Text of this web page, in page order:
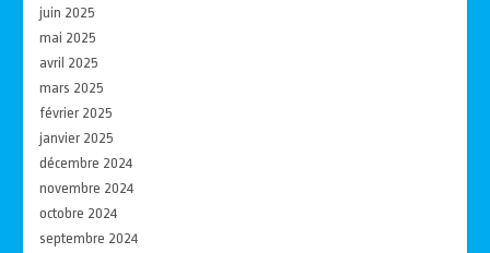
juin 2025
mai 2025
avril 2025
mars 2025
février 2025
janvier 2025
décembre 2024
novembre 2024
octobre 2024
septembre 2024